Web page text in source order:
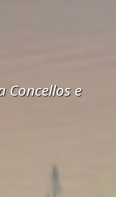
Concellos e